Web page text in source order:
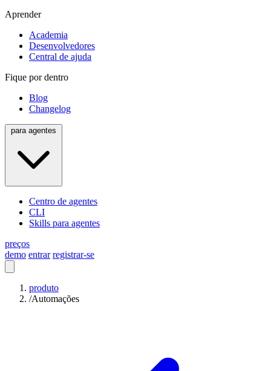
Aprender
Academia
Desenvolvedores
Central de ajuda
Fique por dentro
Blog
Changelog
Centro de agentes
CLI
Skills para agentes
preços
demo entrar registrar-se
produto
/Automações